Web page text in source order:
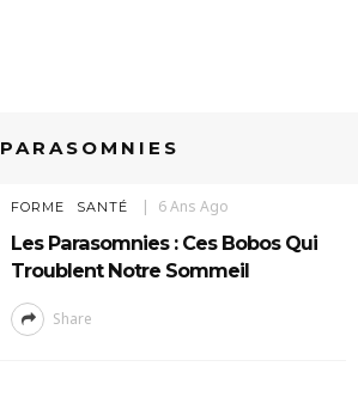
PARASOMNIES
FORME SANTÉ 6 Ans Ago
Les Parasomnies : Ces Bobos Qui
Troublent Notre Sommeil
Share